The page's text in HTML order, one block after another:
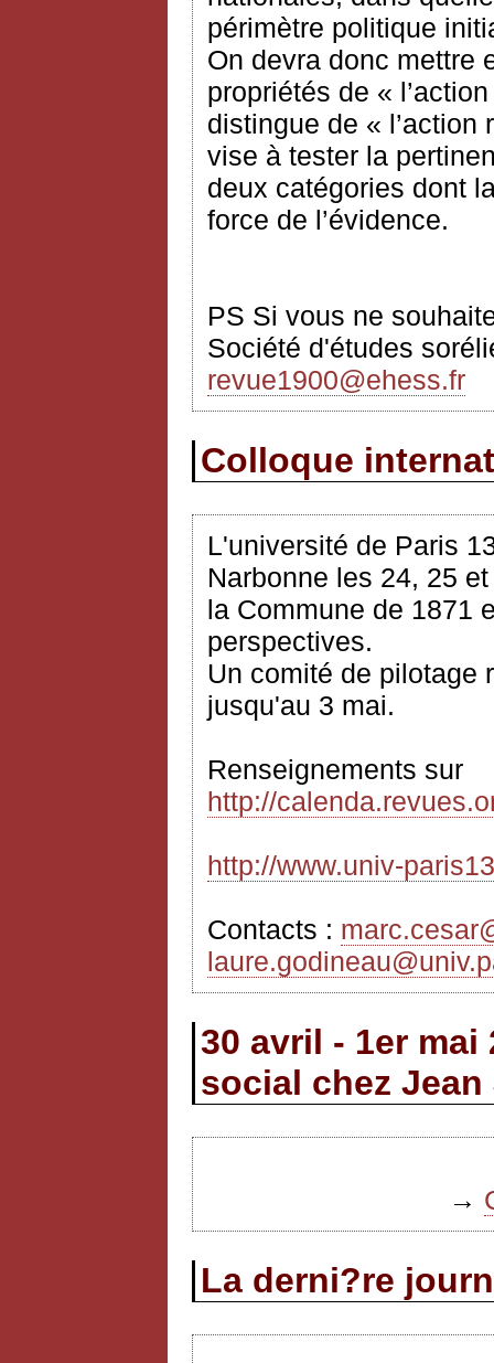
périmètre politique
On devra donc mettre
propriétés de «
distingue de «
vise à tester la
deux catégories dont
force de l’évidence.
PS Si vous ne
Société d'études
revue1900@ehess.fr
Colloque
L'université de Paris
Narbonne les 24, 25
la Commune de 1871
perspectives.
Un comité de pilotage
jusqu'au 3 mai.
Renseignements sur
http://
http://www.univ-
Contacts :
30 avril - 1er
social chez Jean
→
La derni?re